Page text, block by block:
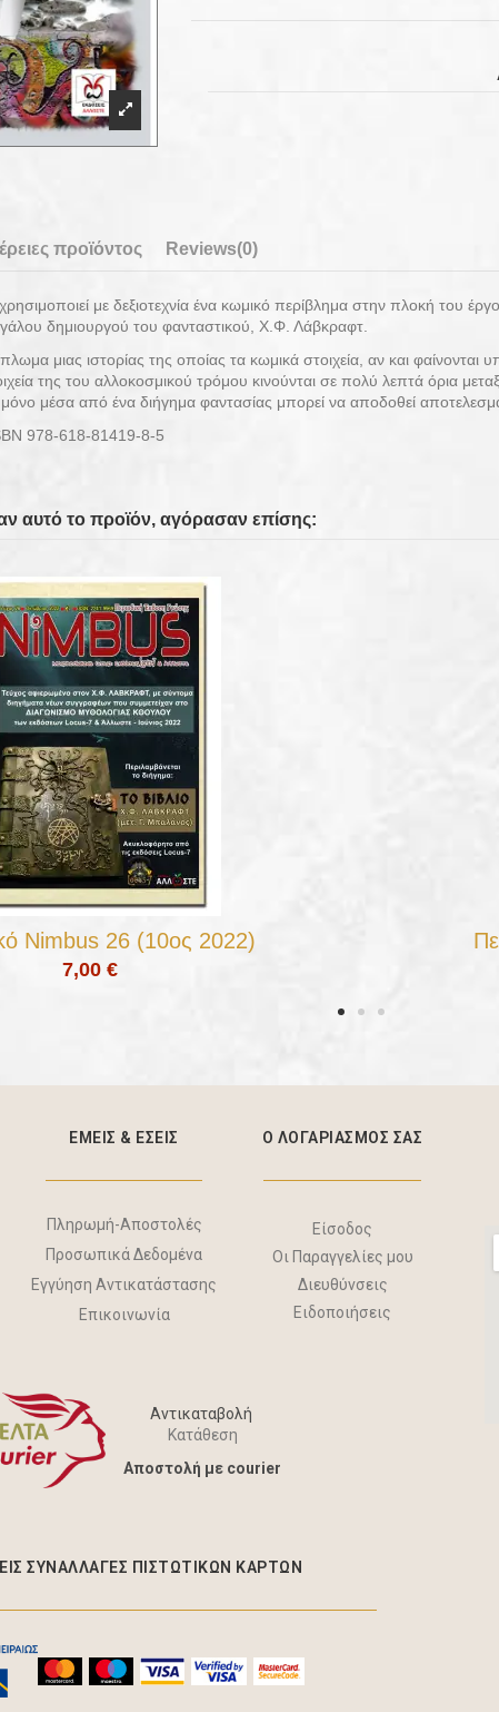
προϊόντος Reviews(0)
με δεξιοτεχνία ένα κωμικό περίβλημα στην πλοκή του
δημιουργού του φανταστικού, Χ.Φ. Λάβκραφτ.
μιας ιστορίας της οποίας τα κωμικά στοιχεία, αν και φαίνονται
της του αλλοκοσμικού τρόμου κινούνται σε πολύ λεπτά όρια
μέσα από ένα διήγημα φαντασίας μπορεί να αποδοθεί
978-618-81419-8-5
αυτό το προϊόν, αγόρασαν επίσης:
Nimbus 26 (10ος 2022)
7,00 €
Gate
16,00 €
ΕΜΕΙΣ & EΣΕΙΣ
Πληρωμή-Αποστολές
Προσωπικά Δεδομένα
Εγγύηση Αντικατάστασης
Επικοινωνία
Ο ΛΟΓΑΡΙΑΣΜΟΣ ΣΑΣ
Είσοδος
Οι Παραγγελίες μου
Διευθύνσεις
Ειδοποιήσεις
Αντικαταβολή
Κατάθεση
Aποστολή με courier
ΣΥΝΑΛΛΑΓΈΣ ΠΙΣΤΩΤΙΚΩΝ ΚΑΡΤΩΝ